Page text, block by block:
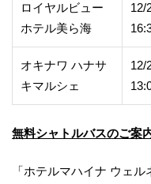
ロイヤルビュー
ホテル美ら海
12/
オキナワ ハナサ
キマルシェ
12/
無料シャトルバスのご案
「ホテルマハイナ ウェ